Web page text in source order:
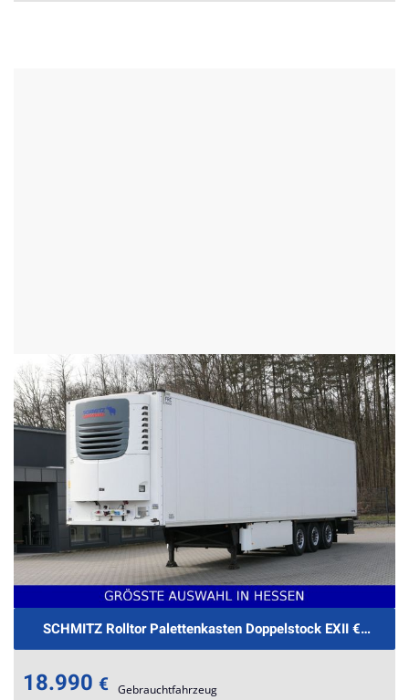
SCHMITZ Rolltor Palettenkasten Doppelstock EXII €.-
18.990 € Gebrauchtfahrzeug